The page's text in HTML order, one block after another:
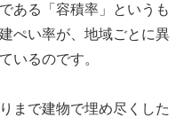
ある「容積率」というも
ぺい率が、地域ごとに異
いるのです。
まで建物で埋め尽くした